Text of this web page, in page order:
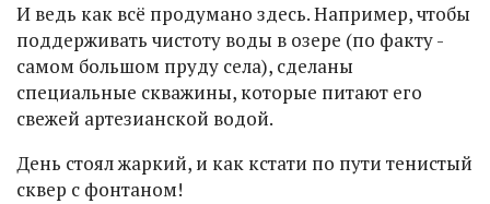
И ведь как всё продумано здесь. Например, чтобы
поддерживать чистоту воды в озере (по факту -
самом большом пруду села), сделаны
специальные скважины, которые питают его
свежей артезианской водой.
День стоял жаркий, и как кстати по пути тенистый
сквер с фонтаном!